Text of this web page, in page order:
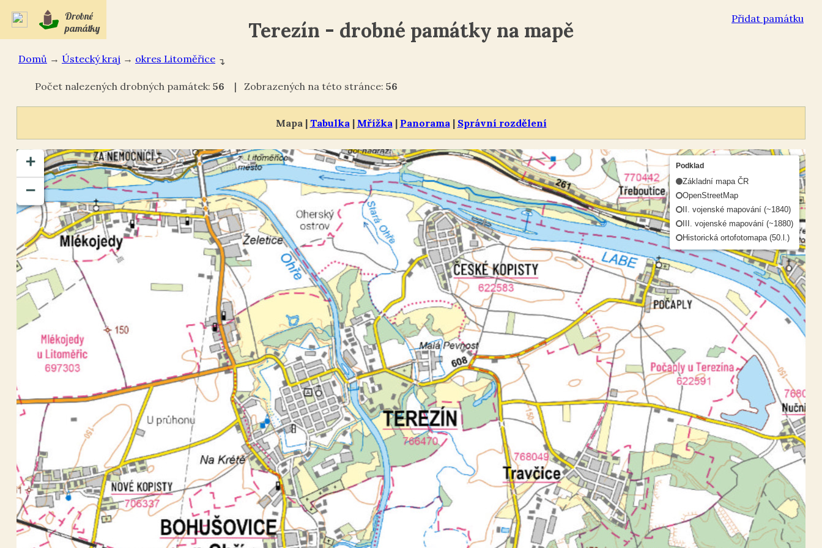
Přidat památku
Drobné
památky
Terezín - drobné památky na mapě
Domů → Ústecký kraj → okres Litoměřice ↴
Počet nalezených drobných památek: 56 | Zobrazených na této stránce: 56
Mapa | Tabulka | Mřížka | Panorama | Správní rozdělení
+
−
Podklad
Základní mapa ČR
OpenStreetMap
II. vojenské mapování (~1840)
III. vojenské mapování (~1880)
Historická ortofotomapa (50.l.)